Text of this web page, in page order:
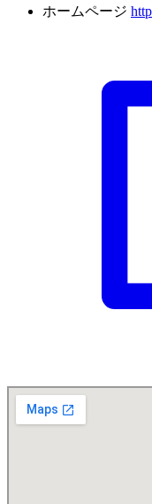
ホームページ